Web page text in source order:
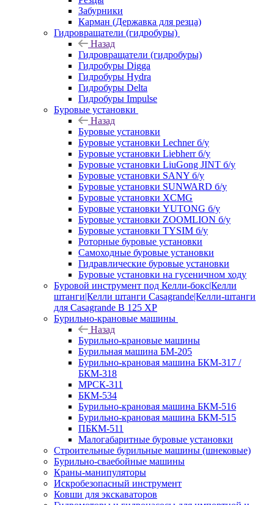
Забурники
Карман (Державка для резца)
Гидровращатели (гидробуры)
Назад
Гидровращатели (гидробуры)
Гидробуры Digga
Гидробуры Hydra
Гидробуры Delta
Гидробуры Impulse
Буровые установки
Назад
Буровые установки
Буровые установки Lechner б/у
Буровые установки Liebherr б/у
Буровые установки LiuGong JINT б/у
Буровые установки SANY б/у
Буровые установки SUNWARD б/у
Буровые установки XCMG
Буровые установки YUTONG б/у
Буровые установки ZOOMLION б/у
Буровые установки TYSIM б/у
Роторные буровые установки
Самоходные буровые установки
Гидравлические буровые установки
Буровые установки на гусеничном ходу
Буровой инструмент под Келли-бокс|Келли
штанги|Келли штанги Casagrande|Келли-штанги
для Casagrande B 125 XP
Бурильно-крановые машины
Назад
Бурильно-крановые машины
Бурильная машина БМ-205
Бурильно-крановая машина БКМ-317 /
БКМ-318
МРСК-311
БКМ-534
Бурильно-крановая машина БКМ-516
Бурильно-крановая машина БКМ-515
ПБКМ-511
Малогабаритные буровые установки
Строительные бурильные машины (шнековые)
Бурильно-сваебойные машины
Краны-манипуляторы
Искробезопасный инструмент
Ковши для экскаваторов